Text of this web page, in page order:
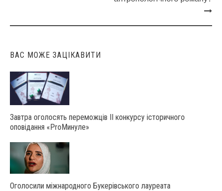
ВАС МОЖЕ ЗАЦІКАВИТИ
Завтра оголосять переможців ІІ конкурсу історичного
оповідання «ProМинуле»
Оголосили міжнародного Букерівського лауреата